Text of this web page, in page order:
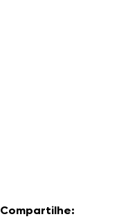
Compartilhe: